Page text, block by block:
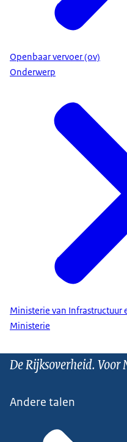
Openbaar vervoer (ov)
Onderwerp
Ministerie van Infrastructuur
Ministerie
De Rijksoverheid. Voor
Andere talen